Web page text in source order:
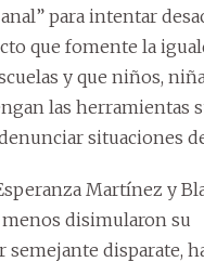
para intentar
que fomente la
y que niños,
las herramientas
situaciones
Martínez y
disimularon su
disparate,